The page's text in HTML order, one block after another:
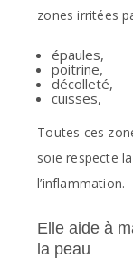
zones irritées
épaules,
poitrine,
décolleté,
cuisses,
Toutes ces
soie respecte
l’inflammation.
Elle aide à
la peau